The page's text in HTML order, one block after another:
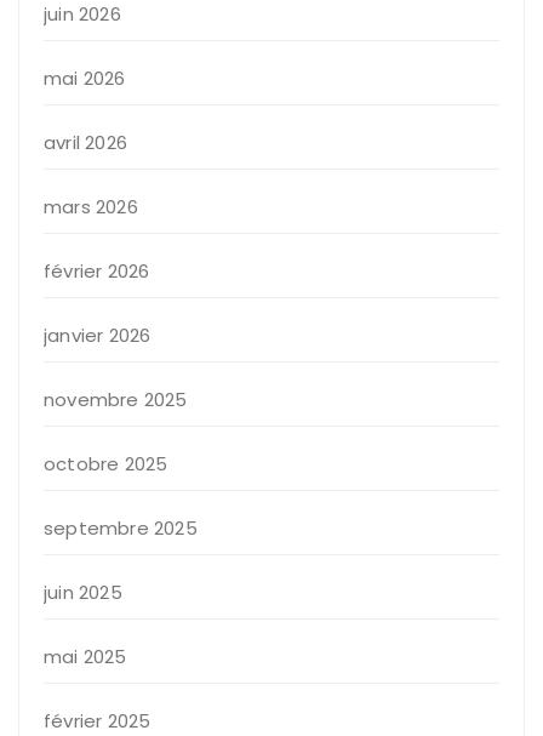
juin 2026
mai 2026
avril 2026
mars 2026
février 2026
janvier 2026
novembre 2025
octobre 2025
septembre 2025
juin 2025
mai 2025
février 2025